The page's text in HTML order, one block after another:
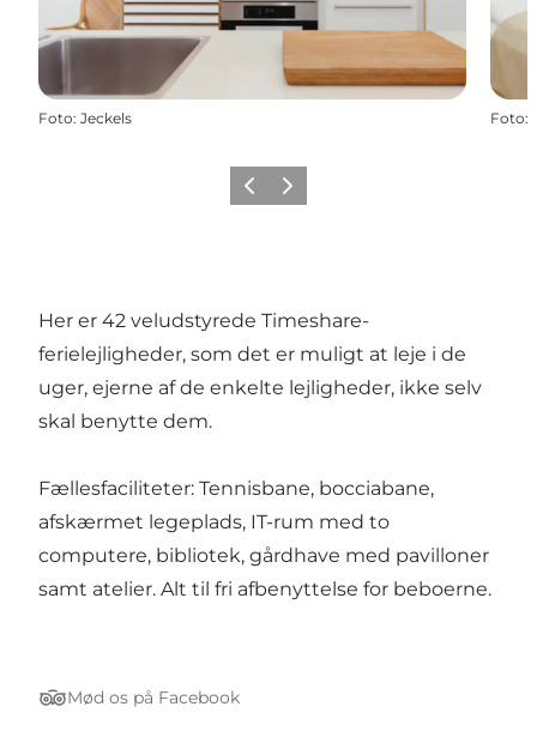
Foto: Jeckels Foto:
ForrigeNæste
Her er 42 veludstyrede Timeshare-
ferielejligheder, som det er muligt at leje i de
uger, ejerne af de enkelte lejligheder, ikke selv
skal benytte dem.
Fællesfaciliteter: Tennisbane, bocciabane,
afskærmet legeplads, IT-rum med to
computere, bibliotek, gårdhave med pavilloner
samt atelier. Alt til fri afbenyttelse for beboerne.
TripAdvisor
Mød os på Facebook